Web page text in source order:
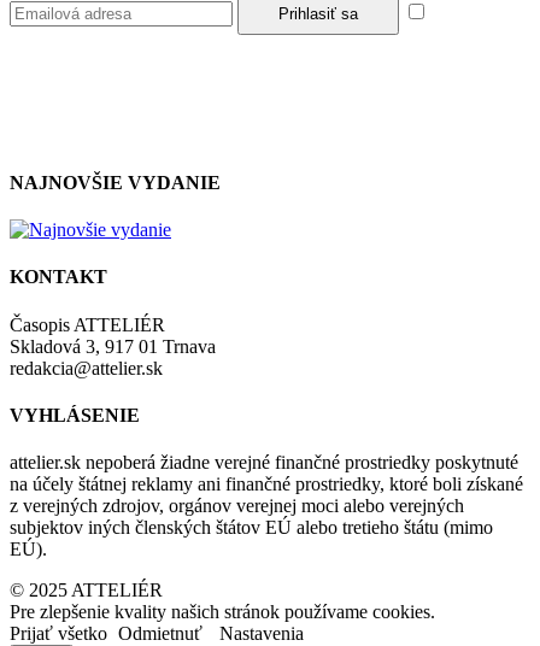
NAJNOVŠIE VYDANIE
KONTAKT
Časopis ATTELIÉR
Skladová 3, 917 01 Trnava
redakcia@attelier.sk
VYHLÁSENIE
attelier.sk nepoberá žiadne verejné finančné prostriedky poskytnuté
na účely štátnej reklamy ani finančné prostriedky, ktoré boli získané
z verejných zdrojov, orgánov verejnej moci alebo verejných
subjektov iných členských štátov EÚ alebo tretieho štátu (mimo
EÚ).
© 2025 ATTELIÉR
Pre zlepšenie kvality našich stránok používame cookies.
Prijať všetko Odmietnuť Nastavenia